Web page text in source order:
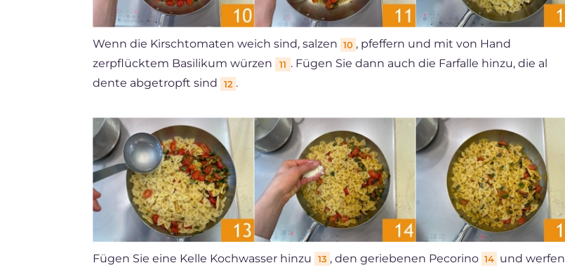
Wenn die Kirschtomaten weich sind, salzen 10 , pfeffern und mit von Hand
zerpflücktem Basilikum würzen
11 . Fügen Sie dann auch die Farfalle hinzu, die al
dente abgetropft sind
12 .
Fügen Sie eine Kelle Kochwasser hinzu 13 , den geriebenen Pecorino 14 und werfen